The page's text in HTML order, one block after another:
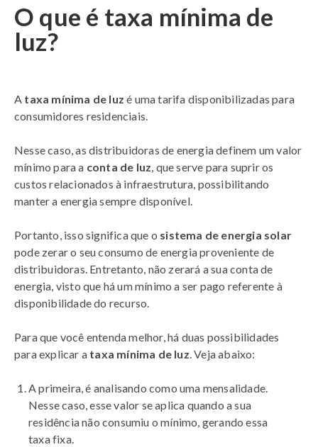
O que é taxa mínima de
luz?
A taxa mínima de luz é uma tarifa disponibilizadas para
consumidores residenciais.
Nesse caso, as distribuidoras de energia definem um valor
mínimo para a conta de luz, que serve para suprir os
custos relacionados à infraestrutura, possibilitando
manter a energia sempre disponível.
Portanto, isso significa que o sistema de energia solar
pode zerar o seu consumo de energia proveniente de
distribuidoras. Entretanto, não zerará a sua conta de
energia, visto que há um mínimo a ser pago referente à
disponibilidade do recurso.
Para que você entenda melhor, há duas possibilidades
para explicar a taxa mínima de luz. Veja abaixo:
A primeira, é analisando como uma mensalidade.
Nesse caso, esse valor se aplica quando a sua
residência não consumiu o mínimo, gerando essa
taxa fixa.